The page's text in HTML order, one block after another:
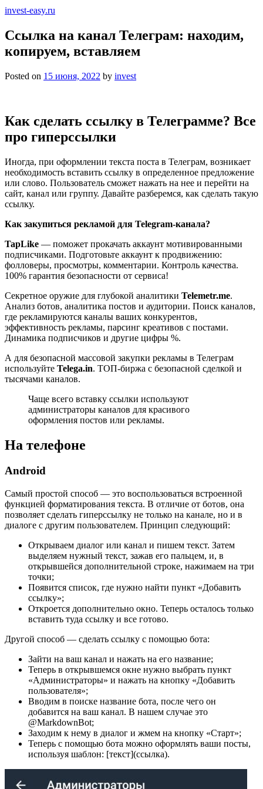
invest-easy.ru
Ссылка на канал Телеграм: находим,
копируем, вставляем
Posted on 15 июня, 2022 by invest
Как сделать ссылку в Телеграмме? Все
про гиперссылки
Иногда, при оформлении текста поста в Телеграм, возникает
необходимость вставить ссылку в определенное предложение
или слово. Пользователь сможет нажать на нее и перейти на
сайт, канал или группу. Давайте разберемся, как сделать такую
ссылку.
Как закупиться рекламой для Telegram-канала?
TapLike — поможет прокачать аккаунт мотивированными
подписчиками. Подготовьте аккаунт к продвижению:
фолловеры, просмотры, комментарии. Контроль качества.
100% гарантия безопасности от сервиса!
Секретное оружие для глубокой аналитики Telemetr.me.
Анализ ботов, аналитика постов и аудитории. Поиск каналов,
где рекламируются каналы ваших конкурентов,
эффективность рекламы, парсинг креативов с постами.
Динамика подписчиков и другие цифры %.
А для безопасной массовой закупки рекламы в Телеграм
используйте Telega.in. ТОП-биржа с безопасной сделкой и
тысячами каналов.
Чаще всего вставку ссылки используют
администраторы каналов для красивого
оформления постов или рекламы.
На телефоне
Android
Самый простой способ — это воспользоваться встроенной
функцией форматирования текста. В отличие от ботов, она
позволяет сделать гиперссылку не только на канале, но и в
диалоге с другим пользователем. Принцип следующий:
Открываем диалог или канал и пишем текст. Затем
выделяем нужный текст, зажав его пальцем, и, в
открывшейся дополнительной строке, нажимаем на три
точки;
Появится список, где нужно найти пункт «Добавить
ссылку»;
Откроется дополнительно окно. Теперь осталось только
вставить туда ссылку и все готово.
Другой способ — сделать ссылку с помощью бота:
Зайти на ваш канал и нажать на его название;
Теперь в открывшемся окне нужно выбрать пункт
«Администраторы» и нажать на кнопку «Добавить
пользователя»;
Вводим в поиске название бота, после чего он
добавится на ваш канал. В нашем случае это
@MarkdownBot;
Заходим к нему в диалог и жмем на кнопку «Старт»;
Теперь с помощью бота можно оформлять ваши посты,
используя шаблон: [текст](ссылка).